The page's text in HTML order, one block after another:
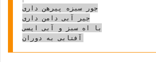
جور سبزه پیرهن داری
جیر آبی دامن داری
با اه سبز و آبی ایسی